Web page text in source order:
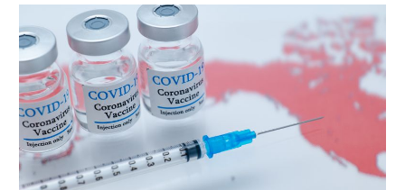
医
療
と
働
く
人々
を
支
る